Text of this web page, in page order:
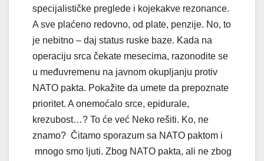
specijalističke preglede i kojekakve rezonance.
A sve plaćeno redovno, od plate, penzije. No, to
je nebitno – daj status ruske baze. Kada na
operaciju srca čekate mesecima, razonodite se
u međuvremenu na javnom okupljanju protiv
NATO pakta. Pokažite da umete da prepoznate
prioritet. A onemoćalo srce, epidurale,
krezubost…? To će već Neko rešiti. Ko, ne
znamo? Čitamo sporazum sa NATO paktom i
mnogo smo ljuti. Zbog NATO pakta, ali ne zbog